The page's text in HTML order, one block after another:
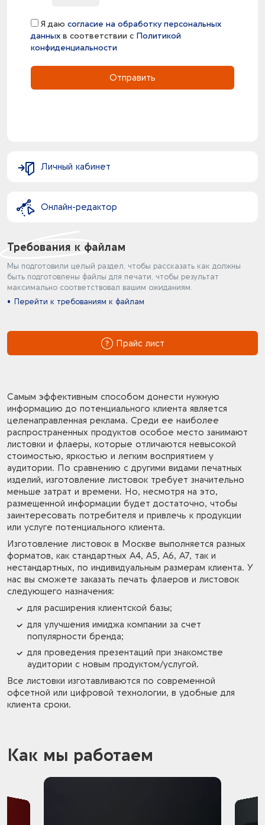
Я даю согласие на обработку персональных
данных в соответствии с Политикой
конфиденциальности
Отправить
Личный кабинет
Онлайн-редактор
Требования к файлам
Мы подготовили целый раздел, чтобы рассказать как должны
быть подготовлены файлы для печати, чтобы результат
максимально соответствовал вашим ожиданиям.
Перейти к требованиям к файлам
Прайс лист
Самым эффективным способом донести нужную
информацию до потенциального клиента является
целенаправленная реклама. Среди ее наиболее
распространенных продуктов особое место занимают
листовки и флаеры, которые отличаются невысокой
стоимостью, яркостью и легким восприятием у
аудитории. По сравнению с другими видами печатных
изделий, изготовление листовок требует значительно
меньше затрат и времени. Но, несмотря на это,
размещенной информации будет достаточно, чтобы
заинтересовать потребителя и привлечь к продукции
или услуге потенциального клиента.
Изготовление листовок в Москве выполняется разных
форматов, как стандартных А4, А5, А6, А7, так и
нестандартных, по индивидуальным размерам клиента. У
нас вы сможете заказать печать флаеров и листовок
следующего назначения:
для расширения клиентской базы;
для улучшения имиджа компании за счет
популярности бренда;
для проведения презентаций при знакомстве
аудитории с новым продуктом/услугой.
Все листовки изготавливаются по современной
офсетной или цифровой технологии, в удобные для
клиента сроки.
Как мы работаем